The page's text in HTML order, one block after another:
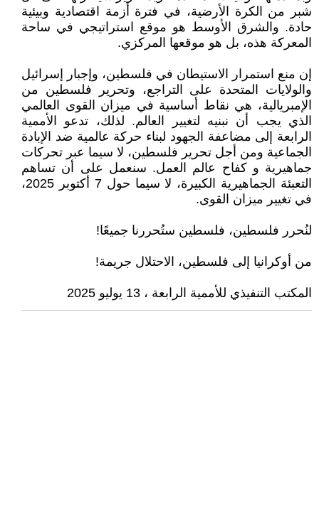
شبر من الكرة الأرضية، في فترة أزمة اقتصادية وبيئية
حادة. والشرق الأوسط هو موقع استراتيجي في ساحة
المعركة هذه، بل هو موقعها المركزي.
إن منع استمرار الاستيطان في فلسطين، وإجبار إسرائيل
والولايات المتحدة على التراجع، وتحرير فلسطين من
الإمبريالية، هي نقاط أساسية في ميزان القوى العالمي
الذي يجب أن نبنيه لتغيير العالم. لذلك، تدعو الأممية
الرابعة إلى مضاعفة الجهود لبناء حركة عالمية ضد الإبادة
الجماعية ومن أجل تحرير فلسطين، لا سيما عبر تحركات
جماهيرية و كفاح عالم العمل. سنعمل على أن تساهم
التعبئة الجماهيرية الكبيرة، لا سيما حول 7 أكتوبر 2025،
في تغيير ميزان القوى.
لنُحرر فلسطين، فلسطين ستُحررنا جميعًا!
من أوكرانيا إلى فلسطين، الاحتلال جريمة!
المكتب التنفيذي للأممية الرابعة ، 13 يوليو 2025